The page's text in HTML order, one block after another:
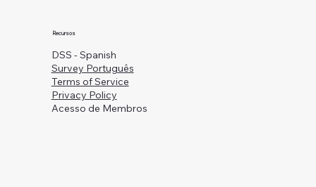
Recursos
DSS - Spanish
Survey Português
Terms of Service
Privacy Policy
Acesso de Membros